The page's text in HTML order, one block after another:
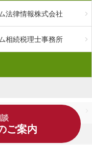
ご案内
法律情報株式会社
相続税理士事務所